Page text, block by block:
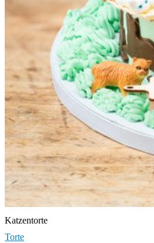
Katzentorte
Torte